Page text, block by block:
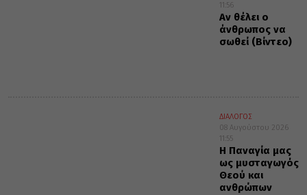
11:56
Αν θέλει ο
άνθρωπος να
σωθεί (Βίντεο)
ΔΙΑΛΟΓΟΣ
08 Αυγούστου 2026
11:55
Η Παναγία μας
ως μυσταγωγός
Θεού και
ανθρώπων